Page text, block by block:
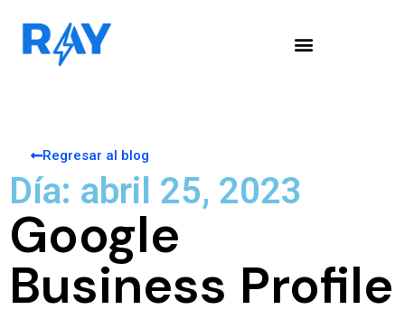
Regresar al blog
Día: abril 25, 2023
Google
Business Profile